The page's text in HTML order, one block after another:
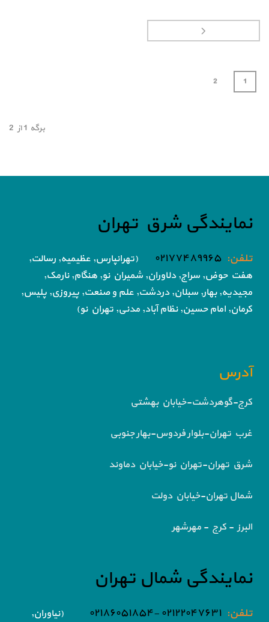
1
2
برگه 1از 2
نمایندگی شرق تهران
تلفن: ۰۲۱۷۷۴۸۹۹۶۵
(تهرانپارس, عظیمیه, رسالت,
هفت حوض, سراج, دلاوران, شمیران نو, هنگام, نارمک,
مجیدیه, بهار, سبلان, دردشت, علم و صنعت, پیروزی, پلیس,
کرمان, امام حسین, نظام آباد, مدنی, تهران نو)
آدرس
کرج-گوهردشت-خیابان بهشتی
غرب تهران-بلوار فردوس-بهار جنوبی
شرق تهران-تهران نو-خیابان دماوند
شمال تهران-خیابان دولت
البرز - کرج - مهرشهر
نمایندگی شمال تهران
تلفن: ۰۲۱۲۲۰۴۷۶۳۱ -۰۲۱۸۶۰۵۱۸۵۴
(نیاوران,